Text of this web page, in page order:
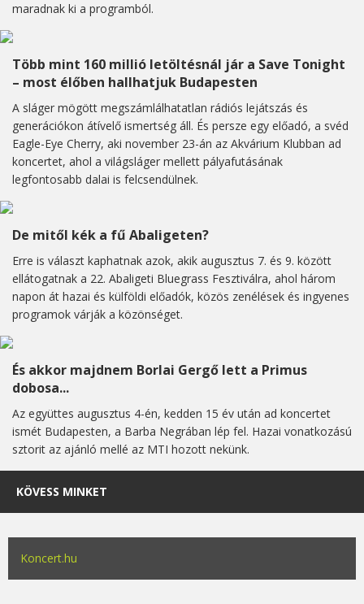
maradnak ki a programból.
Több mint 160 millió letöltésnál jár a Save Tonight
– most élőben hallhatjuk Budapesten
A sláger mögött megszámlálhatatlan rádiós lejátszás és
generációkon átívelő ismertség áll. És persze egy előadó, a svéd
Eagle-Eye Cherry, aki november 23-án az Akvárium Klubban ad
koncertet, ahol a világsláger mellett pályafutásának
legfontosabb dalai is felcsendülnek.
De mitől kék a fű Abaligeten?
Erre is választ kaphatnak azok, akik augusztus 7. és 9. között
ellátogatnak a 22. Abaligeti Bluegrass Fesztiválra, ahol három
napon át hazai és külföldi előadók, közös zenélések és ingyenes
programok várják a közönséget.
És akkor majdnem Borlai Gergő lett a Primus
dobosa...
Az együttes augusztus 4-én, kedden 15 év után ad koncertet
ismét Budapesten, a Barba Negrában lép fel. Hazai vonatkozású
sztorit az ajánló mellé az MTI hozott nekünk.
KÖVESS MINKET
Koncert.hu